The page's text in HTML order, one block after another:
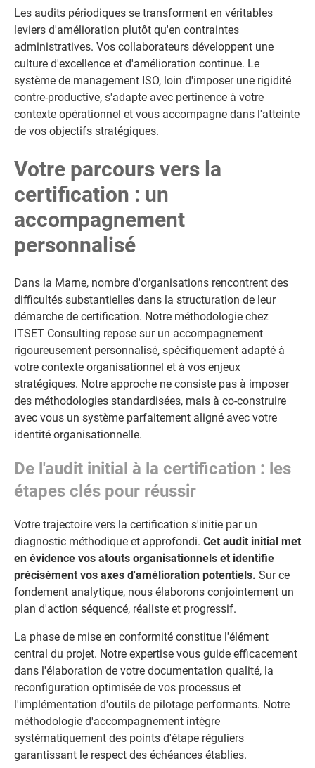
Les audits périodiques se transforment en véritables
leviers d'amélioration plutôt qu'en contraintes
administratives. Vos collaborateurs développent une
culture d'excellence et d'amélioration continue. Le
système de management ISO, loin d'imposer une rigidité
contre-productive, s'adapte avec pertinence à votre
contexte opérationnel et vous accompagne dans l'atteinte
de vos objectifs stratégiques.
Votre parcours vers la
certification : un
accompagnement
personnalisé
Dans la Marne, nombre d'organisations rencontrent des
difficultés substantielles dans la structuration de leur
démarche de certification. Notre méthodologie chez
ITSET Consulting repose sur un accompagnement
rigoureusement personnalisé, spécifiquement adapté à
votre contexte organisationnel et à vos enjeux
stratégiques. Notre approche ne consiste pas à imposer
des méthodologies standardisées, mais à co-construire
avec vous un système parfaitement aligné avec votre
identité organisationnelle.
De l'audit initial à la certification : les
étapes clés pour réussir
Votre trajectoire vers la certification s'initie par un
diagnostic méthodique et approfondi. Cet audit initial met
en évidence vos atouts organisationnels et identifie
précisément vos axes d'amélioration potentiels. Sur ce
fondement analytique, nous élaborons conjointement un
plan d'action séquencé, réaliste et progressif.
La phase de mise en conformité constitue l'élément
central du projet. Notre expertise vous guide efficacement
dans l'élaboration de votre documentation qualité, la
reconfiguration optimisée de vos processus et
l'implémentation d'outils de pilotage performants. Notre
méthodologie d'accompagnement intègre
systématiquement des points d'étape réguliers
garantissant le respect des échéances établies.